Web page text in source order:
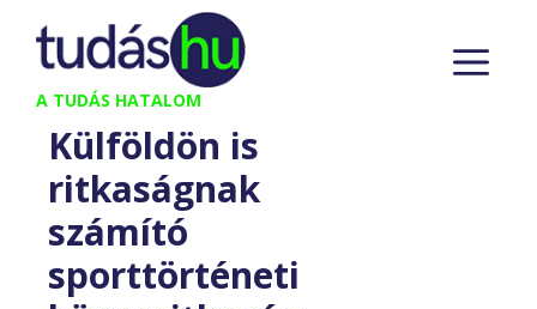
Kilépés
tartalomba
A TUDÁS HATALOM
Külföldön is
ritkaságnak
számító
sporttörténeti